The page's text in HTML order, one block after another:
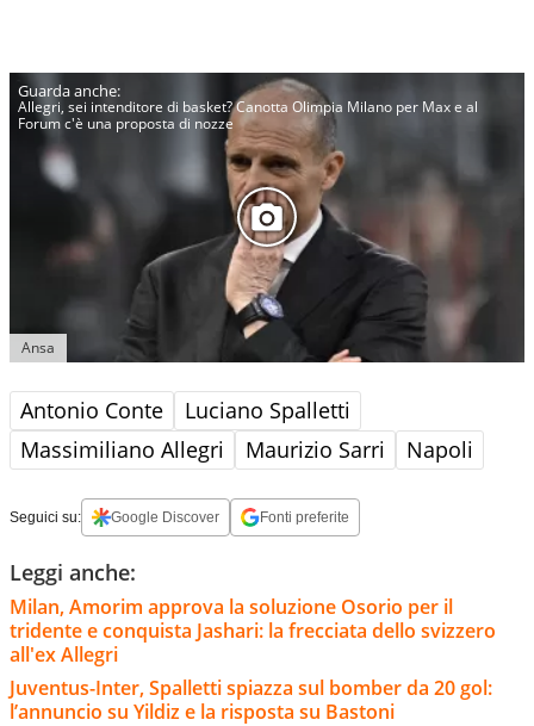
Allegri, sei intenditore di basket? Canotta Olimpia Milano per Max e al
Forum c'è una proposta di nozze
Ansa
Antonio Conte
Luciano Spalletti
Massimiliano Allegri
Maurizio Sarri Napoli
Seguici su: Google Discover Fonti preferite
Leggi anche:
Milan, Amorim approva la soluzione Osorio per il
tridente e conquista Jashari: la frecciata dello svizzero
all'ex Allegri
Juventus-Inter, Spalletti spiazza sul bomber da 20 gol:
l’annuncio su Yildiz e la risposta su Bastoni